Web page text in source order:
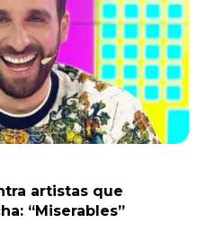
artistas que
“Miserables”